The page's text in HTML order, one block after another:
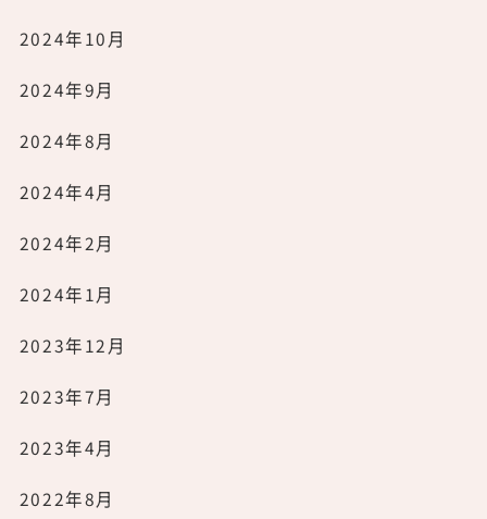
2024年10月
2024年9月
2024年8月
2024年4月
2024年2月
2024年1月
2023年12月
2023年7月
2023年4月
2022年8月